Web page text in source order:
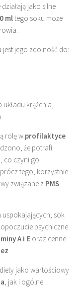
jako silne
mltego soku może
jego zdolność do:
krążenia,
rolę w profilaktyce
że potrafi
co czyni go
tego, korzystnie
związane z PMS
uspokajających; sok
psychiczne.
A i E oraz cenne
.
jako wartościowy
, jak i ogólne